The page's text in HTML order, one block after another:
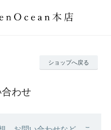
ショップへ戻る
わせ